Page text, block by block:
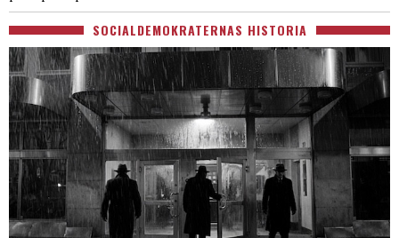
SOCIALDEMOKRATERNAS HISTORIA